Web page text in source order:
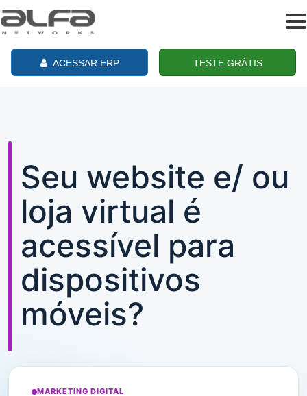
ACESSAR ERP TESTE GRÁTIS
Seu website e/ ou
loja virtual é
acessível para
dispositivos
móveis?
MARKETING DIGITAL